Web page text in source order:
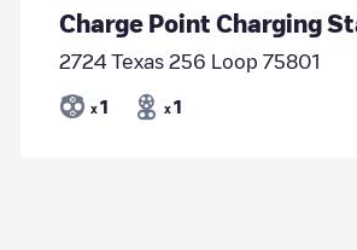
2724 Texas 256 Loop 75801
x 1 x 1